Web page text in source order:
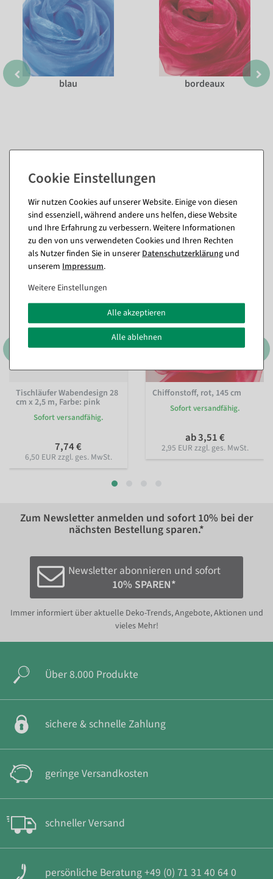
blau bordeaux
Passende Artikel zu diesem Produkt
(8)
Tischläufer Wabendesign 28
cm x 2,5 m, Farbe: pink
Sofort versandfähig.
7,74 €
6,50 EUR zzgl. ges. MwSt.
Chiffonstoff, rot, 145 cm
Sofort versandfähig.
ab 3,51 €
2,95 EUR zzgl. ges. MwSt.
Zum Newsletter anmelden und sofort 10% bei der
nächsten Bestellung sparen.*
Newsletter abonnieren und sofort
10% SPAREN*
Immer informiert über aktuelle Deko-Trends, Angebote, Aktionen und
vieles Mehr!
Über 8.000 Produkte
sichere & schnelle Zahlung
geringe Versandkosten
schneller Versand
persönliche Beratung +49 (0) 71 31 40 64 0
Wir nutzen Cookies auf unserer Website. Einige von diesen
sind essenziell, während andere uns helfen, diese Website
und Ihre Erfahrung zu verbessern. Weitere Informationen
zu den von uns verwendeten Cookies und Ihren Rechten
als Nutzer finden Sie in unsererDaten­schutz­erklärung und
unserem Impressum.
Weitere Einstellungen
Alle akzeptieren
Alle ablehnen